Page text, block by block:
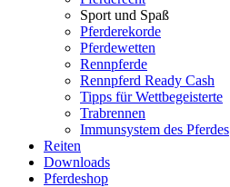
Sport und Spaß
Pferderekorde
Pferdewetten
Rennpferde
Rennpferd Ready Cash
Tipps für Wettbegeisterte
Trabrennen
Immunsystem des Pferdes
Reiten
Downloads
Pferdeshop